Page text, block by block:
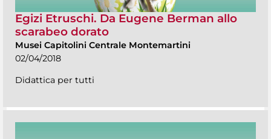
Egizi Etruschi. Da Eugene Berman allo
scarabeo dorato
Musei Capitolini Centrale Montemartini
02/04/2018
Didattica per tutti